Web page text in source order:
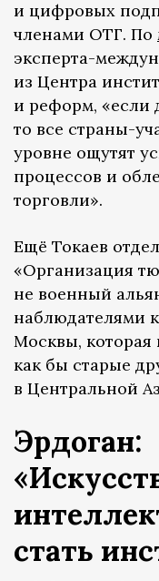
и цифровых
членами ОТГ. По
эксперта-
из Центра
и реформ, «если
то все страны-
уровне ощутят
процессов и
торговли».
Ещё Токаев
«Организация
не военный
наблюдателями
Москвы, которая
как бы старые
в Центральной
Эрдоган:
стать